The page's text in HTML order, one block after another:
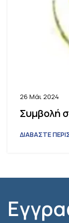
26 Μάι 2024
Συμβολή
ΔΙΑΒΑΣΤΕ